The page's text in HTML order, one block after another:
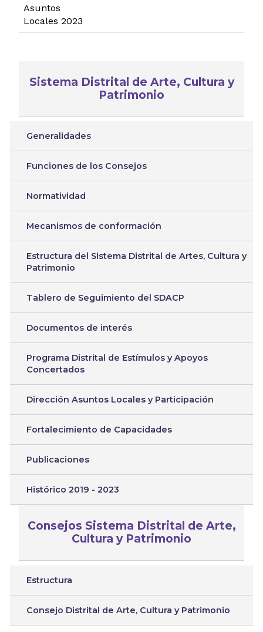
Sistema Distrital de Arte, Cultura y
Patrimonio
Generalidades
Funciones de los Consejos
Normatividad
Mecanismos de conformación
Estructura del Sistema Distrital de Artes, Cultura y
Patrimonio
Tablero de Seguimiento del SDACP
Documentos de interés
Programa Distrital de Estímulos y Apoyos
Concertados
Dirección Asuntos Locales y Participación
Fortalecimiento de Capacidades
Publicaciones
Histórico 2019 - 2023
Consejos Sistema Distrital de Arte,
Cultura y Patrimonio
Estructura
Consejo Distrital de Arte, Cultura y Patrimonio
Asuntos
Locales 2023